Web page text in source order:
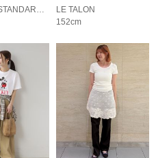
JOURNAL STANDARD relume LADYS
LE TALON
152cm